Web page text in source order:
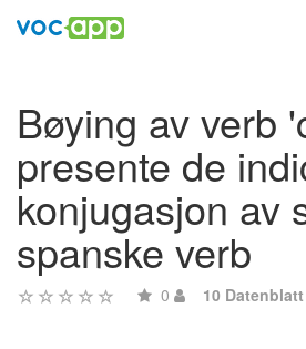
Bøying av verb
presente de
konjugasjon av
spanske verb
0 10 Datenblatt